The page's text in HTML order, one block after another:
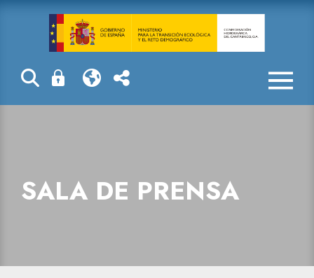
Sala de prensa
SALA DE PRENSA